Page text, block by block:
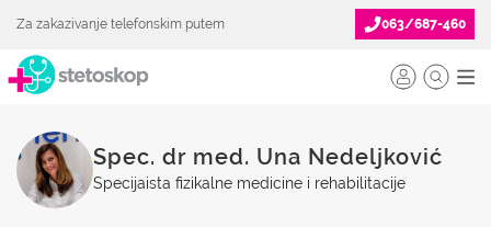
Za zakazivanje telefonskim putem 063/687-460
Spec. dr med. Una Nedeljković
Specijaista fizikalne medicine i rehabilitacije